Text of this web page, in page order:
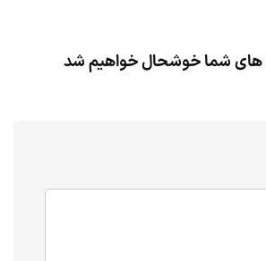
های شما خوشحال خواهیم شد